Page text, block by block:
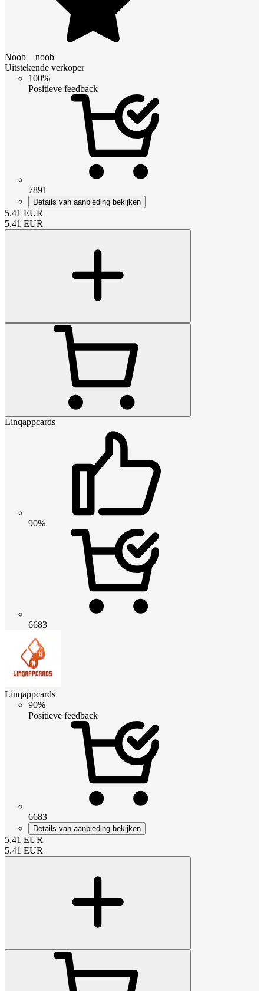
Noob__noob
Uitstekende verkoper
100%
Positieve feedback
7891
Details van aanbieding bekijken
5.41 EUR
5.41 EUR
Linqappcards
90%
6683
Linqappcards
90%
Positieve feedback
6683
Details van aanbieding bekijken
5.41 EUR
5.41 EUR